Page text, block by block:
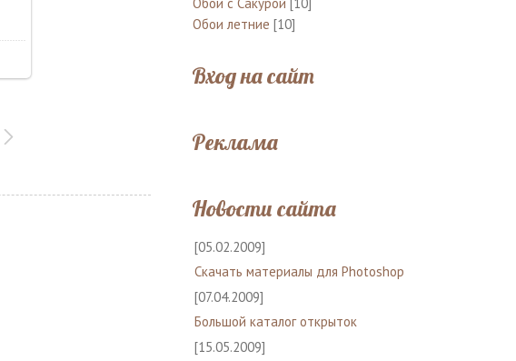
Обои летние [10]
Вход на сайт
Реклама
Новости сайта
[05.02.2009]
Скачать материалы для Photoshop
[07.04.2009]
Большой каталог открыток
[15.05.2009]